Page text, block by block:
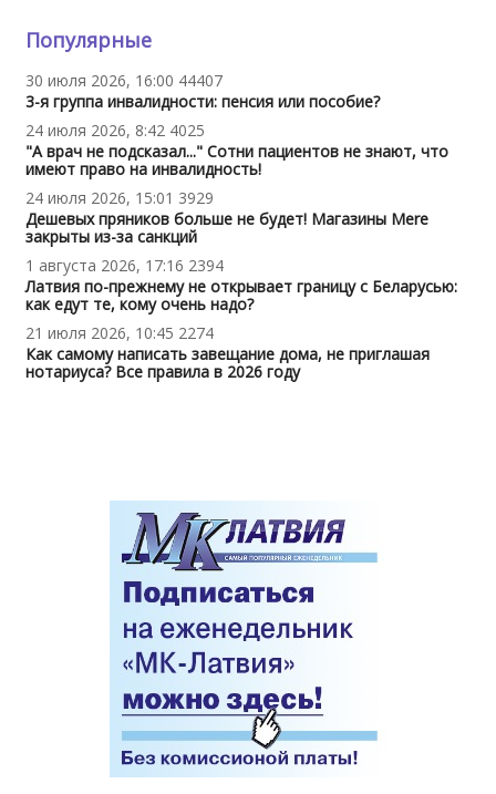
Популярные
30 июля 2026, 16:00 44407
3-я группа инвалидности: пенсия или пособие?
24 июля 2026, 8:42 4025
"А врач не подсказал..." Сотни пациентов не знают, что
имеют право на инвалидность!
24 июля 2026, 15:01 3929
Дешевых пряников больше не будет! Магазины Mere
закрыты из-за санкций
1 августа 2026, 17:16 2394
Латвия по-прежнему не открывает границу с Беларусью:
как едут те, кому очень надо?
21 июля 2026, 10:45 2274
Как самому написать завещание дома, не приглашая
нотариуса? Все правила в 2026 году